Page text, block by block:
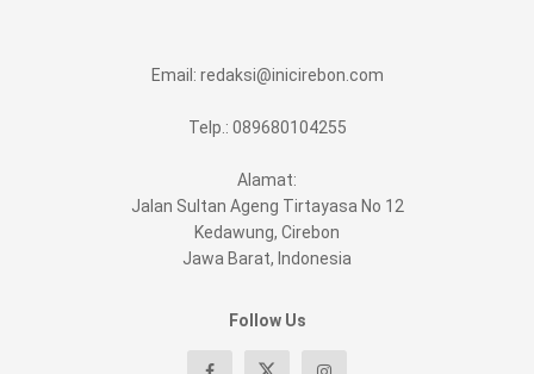
Email: redaksi@inicirebon.com
Telp.: 089680104255
Alamat:
Jalan Sultan Ageng Tirtayasa No 12
Kedawung, Cirebon
Jawa Barat, Indonesia
Follow Us